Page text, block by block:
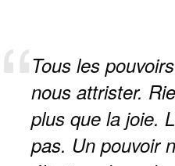
Tous les
nous attrister.
plus que la joie.
pas. Un pouvoir